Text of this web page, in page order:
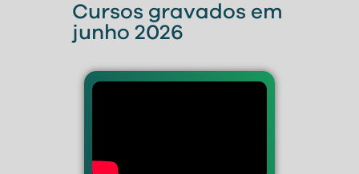
Cursos gravados em
junho 2026